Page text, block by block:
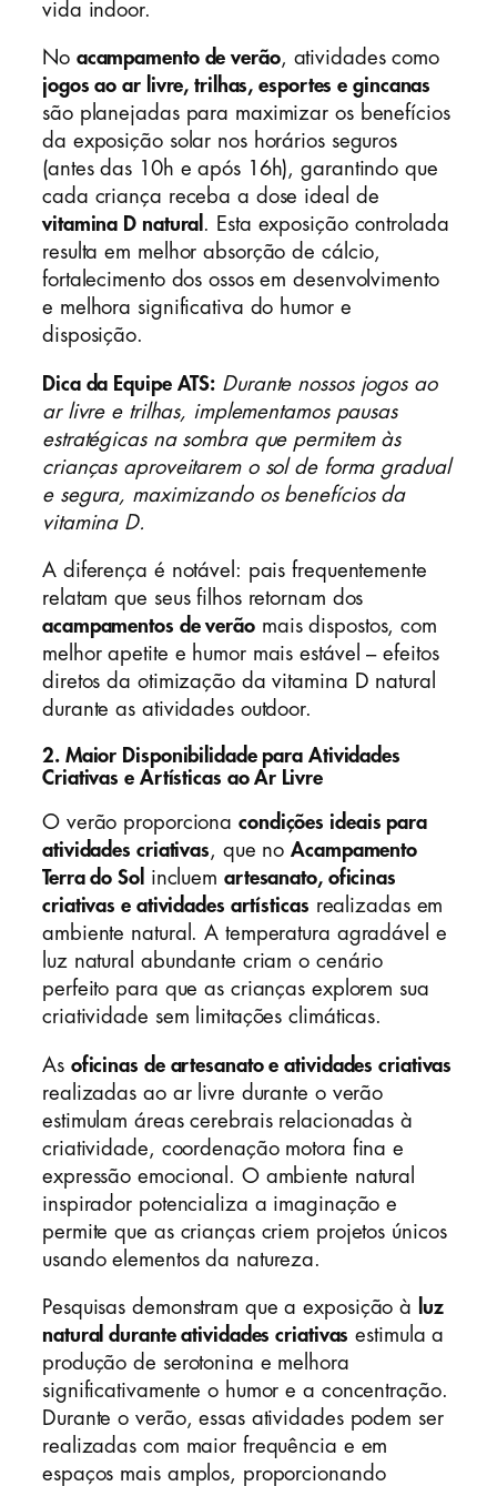
vida indoor.
No acampamento de verão, atividades como
jogos ao ar livre, trilhas, esportes e gincanas
são planejadas para maximizar os benefícios
da exposição solar nos horários seguros
(antes das 10h e após 16h), garantindo que
cada criança receba a dose ideal de
vitamina D natural . Esta exposição controlada
resulta em melhor absorção de cálcio,
fortalecimento dos ossos em desenvolvimento
e melhora significativa do humor e
disposição.
Dica da Equipe ATS: Durante nossos jogos ao
ar livre e trilhas, implementamos pausas
estratégicas na sombra que permitem às
crianças aproveitarem o sol de forma gradual
e segura, maximizando os benefícios da
vitamina D.
A diferença é notável: pais frequentemente
relatam que seus filhos retornam dos
acampamentos de verãomais dispostos, com
melhor apetite e humor mais estável – efeitos
diretos da otimização da vitamina D natural
durante as atividades outdoor.
2. Maior Disponibilidade para Atividades
Criativas e Artísticas ao Ar Livre
O verão proporciona condições ideais para
atividades criativas, que noAcampamento
Terra do Sol
incluem artesanato, oficinas
criativas e atividades artísticas realizadas em
ambiente natural. A temperatura agradável e
luz natural abundante criam o cenário
perfeito para que as crianças explorem sua
criatividade sem limitações climáticas.
As oficinas de artesanato e atividades criativas
realizadas ao ar livre durante o verão
estimulam áreas cerebrais relacionadas à
criatividade, coordenação motora fina e
expressão emocional. O ambiente natural
inspirador potencializa a imaginação e
permite que as crianças criem projetos únicos
usando elementos da natureza.
Pesquisas demonstram que a exposição à
luz
natural durante atividades criativas estimula a
produção de serotonina e melhora
significativamente o humor e a concentração.
Durante o verão, essas atividades podem ser
realizadas com maior frequência e em
espaços mais amplos, proporcionando